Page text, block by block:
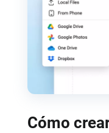
Cómo